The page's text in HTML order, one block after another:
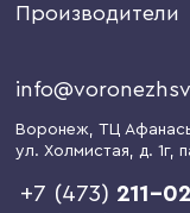
Производители
Воронеж, ТЦ
ул. Холмистая, д. 1г,
+7 (473) 211-